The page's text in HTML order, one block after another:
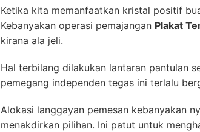
Ketika kita memanfaatkan kristal positif
Kebanyakan operasi pemajangan Plakat
kirana ala jeli.
Hal terbilang dilakukan lantaran pantulan
pemegang independen tegas ini terlalu
Alokasi langgayan pemesan kebanyakan
menakdirkan pilihan. Ini patut untuk